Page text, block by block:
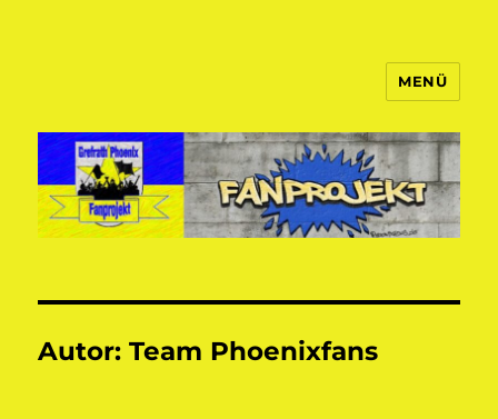
MENÜ
Autor:Team Phoenixfans